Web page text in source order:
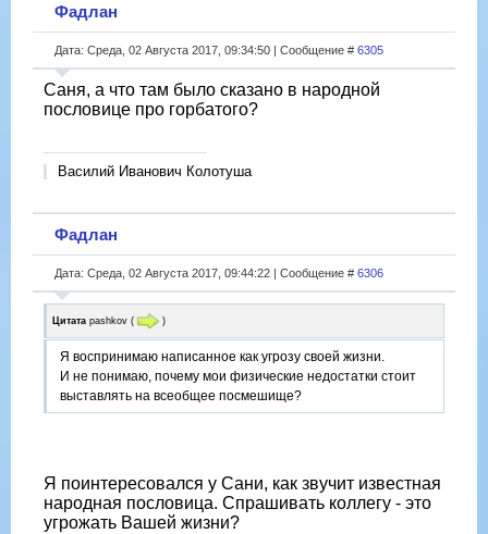
Фадлан
Дата: Среда, 02 Августа 2017, 09:34:50 | Сообщение # 6305
Саня, а что там было сказано в народной
пословице про горбатого?
Василий Иванович Колотуша
Фадлан
Дата: Среда, 02 Августа 2017, 09:44:22 | Сообщение # 6306
Цитата pashkov ( )
Я воспринимаю написанное как угрозу своей жизни.
И не понимаю, почему мои физические недостатки стоит
выставлять на всеобщее посмешище?
Я поинтересовался у Сани, как звучит известная
народная пословица. Спрашивать коллегу - это
угрожать Вашей жизни?